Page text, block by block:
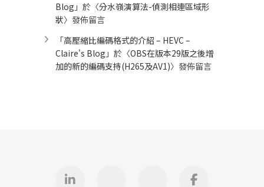
Blog 」於〈分水嶺演算法-偵測相連區域形
狀〉發佈留言
「高壓縮比編碼格式的介紹 – HEVC –
Claire's Blog 」於〈OBS在版本29版之後增
加的新的編碼支持(H265及AV1)〉發佈留言
Linkedin iThomeFacebook